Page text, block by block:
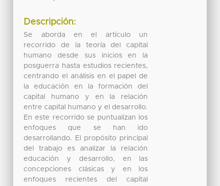
Descripción:
Se aborda en el artículo un
recorrido de la teoría del capital
humano desde sus inicios en la
posguerra hasta estudios recientes,
centrando el análisis en el papel de
la educación en la formación del
capital humano y en la relación
entre capital humano y el desarrollo.
En este recorrido se puntualizan los
enfoques que se han ido
desarrollando. El propósito principal
del trabajo es analizar la relación
educación y desarrollo, en las
concepciones clásicas y en los
enfoques recientes del capital